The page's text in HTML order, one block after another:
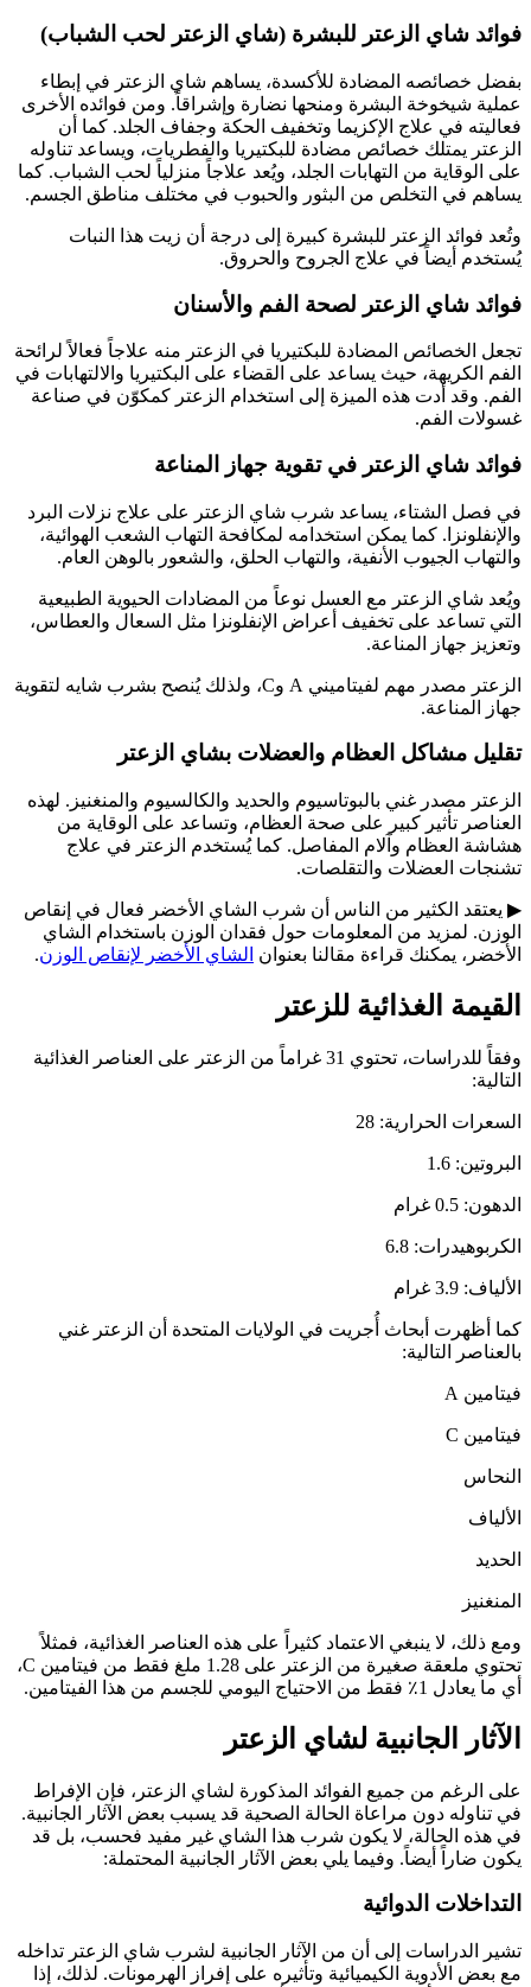
فوائد شاي الزعتر للبشرة (شاي الزعتر لحب الشباب)
بفضل خصائصه المضادة للأكسدة، يساهم شاي الزعتر في إبطاء
عملية شيخوخة البشرة ومنحها نضارة وإشراقاً. ومن فوائده الأخرى
فعاليته في علاج الإكزيما وتخفيف الحكة وجفاف الجلد. كما أن
الزعتر يمتلك خصائص مضادة للبكتيريا والفطريات، ويساعد تناوله
على الوقاية من التهابات الجلد، ويُعد علاجاً منزلياً لحب الشباب. كما
يساهم في التخلص من البثور والحبوب في مختلف مناطق الجسم.
وتُعد فوائد الزعتر للبشرة كبيرة إلى درجة أن زيت هذا النبات
يُستخدم أيضاً في علاج الجروح والحروق.
فوائد شاي الزعتر لصحة الفم والأسنان
تجعل الخصائص المضادة للبكتيريا في الزعتر منه علاجاً فعالاً لرائحة
الفم الكريهة، حيث يساعد على القضاء على البكتيريا والالتهابات في
الفم. وقد أدت هذه الميزة إلى استخدام الزعتر كمكوّن في صناعة
غسولات الفم.
فوائد شاي الزعتر في تقوية جهاز المناعة
في فصل الشتاء، يساعد شرب شاي الزعتر على علاج نزلات البرد
والإنفلونزا. كما يمكن استخدامه لمكافحة التهاب الشعب الهوائية،
والتهاب الجيوب الأنفية، والتهاب الحلق، والشعور بالوهن العام.
ويُعد شاي الزعتر مع العسل نوعاً من المضادات الحيوية الطبيعية
التي تساعد على تخفيف أعراض الإنفلونزا مثل السعال والعطاس،
وتعزيز جهاز المناعة.
الزعتر مصدر مهم لفيتاميني A وC، ولذلك يُنصح بشرب شايه لتقوية
جهاز المناعة.
تقليل مشاكل العظام والعضلات بشاي الزعتر
الزعتر مصدر غني بالبوتاسيوم والحديد والكالسيوم والمنغنيز. لهذه
العناصر تأثير كبير على صحة العظام، وتساعد على الوقاية من
هشاشة العظام وآلام المفاصل. كما يُستخدم الزعتر في علاج
تشنجات العضلات والتقلصات.
▶ يعتقد الكثير من الناس أن شرب الشاي الأخضر فعال في إنقاص
الوزن. لمزيد من المعلومات حول فقدان الوزن باستخدام الشاي
الأخضر، يمكنك قراءة مقالنا بعنوان الشاي الأخضر لإنقاص الوزن.
القيمة الغذائية للزعتر
وفقاً للدراسات، تحتوي 31 غراماً من الزعتر على العناصر الغذائية
التالية:
السعرات الحرارية: 28
البروتين: 1.6
الدهون: 0.5 غرام
الكربوهيدرات: 6.8
الألياف: 3.9 غرام
كما أظهرت أبحاث أُجريت في الولايات المتحدة أن الزعتر غني
بالعناصر التالية:
فيتامين A
فيتامين C
النحاس
الألياف
الحديد
المنغنيز
ومع ذلك، لا ينبغي الاعتماد كثيراً على هذه العناصر الغذائية، فمثلاً
تحتوي ملعقة صغيرة من الزعتر على 1.28 ملغ فقط من فيتامين C،
أي ما يعادل 1٪ فقط من الاحتياج اليومي للجسم من هذا الفيتامين.
الآثار الجانبية لشاي الزعتر
على الرغم من جميع الفوائد المذكورة لشاي الزعتر، فإن الإفراط
في تناوله دون مراعاة الحالة الصحية قد يسبب بعض الآثار الجانبية.
في هذه الحالة، لا يكون شرب هذا الشاي غير مفيد فحسب، بل قد
يكون ضاراً أيضاً. وفيما يلي بعض الآثار الجانبية المحتملة:
التداخلات الدوائية
تشير الدراسات إلى أن من الآثار الجانبية لشرب شاي الزعتر تداخله
مع بعض الأدوية الكيميائية وتأثيره على إفراز الهرمونات. لذلك، إذا